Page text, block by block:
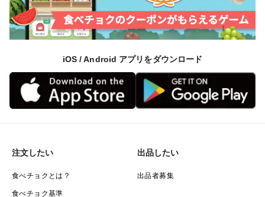
iOS / Android アプリをダウンロード
注文したい
食べチョクとは？
食べチョク基準
出品したい
出品者募集